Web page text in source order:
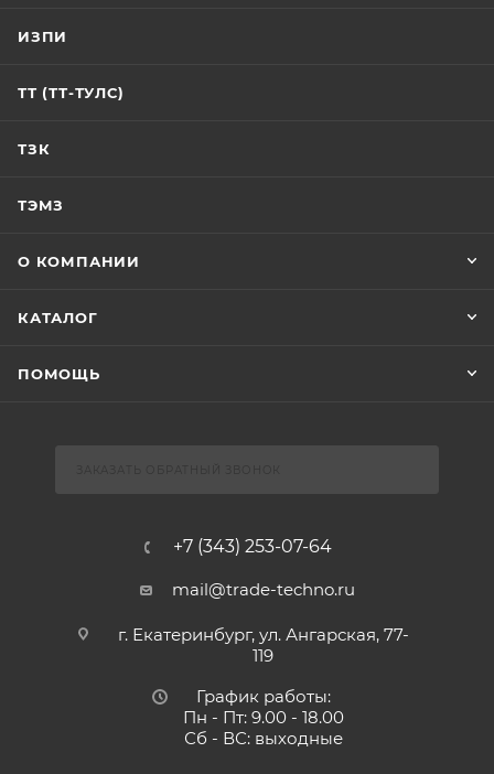
ИЗПИ
ТТ (ТТ-ТУЛС)
ТЗК
ТЭМЗ
О КОМПАНИИ
КАТАЛОГ
ПОМОЩЬ
+7 (343) 253-07-64
mail@trade-techno.ru
г. Екатеринбург, ул. Ангарская, 77-
119
График работы:
Пн - Пт: 9.00 - 18.00
Сб - ВС: выходные